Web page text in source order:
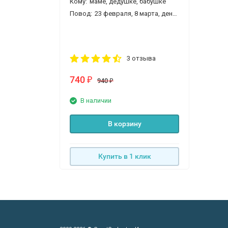
Повод: 23 февраля, 8 марта, день рождения, новый год
3 отзыва
740 ₽ 940₽
В наличии
В корзину
Купить в 1 клик